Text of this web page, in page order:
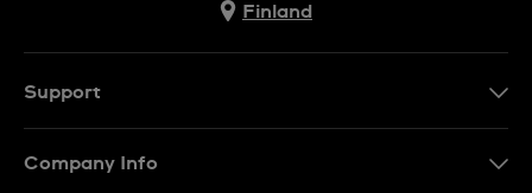
Finland
Support
Company Info